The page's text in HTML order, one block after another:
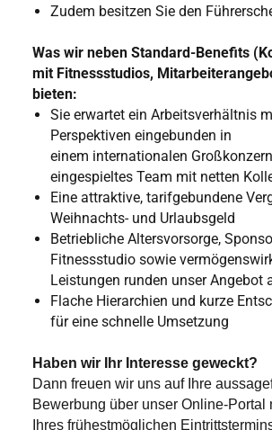
Zudem besitzen Sie den
Was wir neben Standard-Benefits
mit Fitnessstudios,
bieten:
Sie erwartet ein Arbeitsverhältnis
Perspektiven eingebunden in
einem internationalen
eingespieltes Team mit netten
Eine attraktive, tarifgebundene
Weihnachts- und Urlaubsgeld
Betriebliche Altersvorsorge,
Fitnessstudio sowie
Leistungen runden unser Angebot
Flache Hierarchien und kurze
für eine schnelle Umsetzung
Haben wir Ihr Interesse geweckt?
Dann freuen wir uns auf Ihre
Bewerbung über unser Online-Portal
Ihres frühestmöglichen